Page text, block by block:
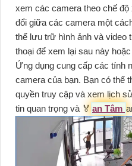
xem các camera theo chế
đổi giữa các camera một
thể lưu trữ hình ảnh và video
thoại để xem lại sau này
Ứng dụng cung cấp các tính
camera của bạn. Bạn có thể
quyền truy cập và xem lịch
tin quan trọng và ️🏅️ an Tâm